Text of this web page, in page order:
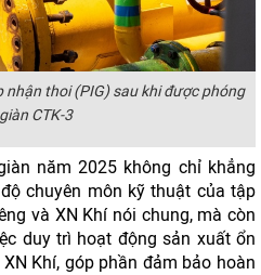
nhận thoi (PIG) sau khi được phóng
CTK-3
năm 2025 không chỉ khẳng
chuyên môn kỹ thuật của tập
và XN Khí nói chung, mà còn
duy trì hoạt động sản xuất ổn
Khí, góp phần đảm bảo hoàn